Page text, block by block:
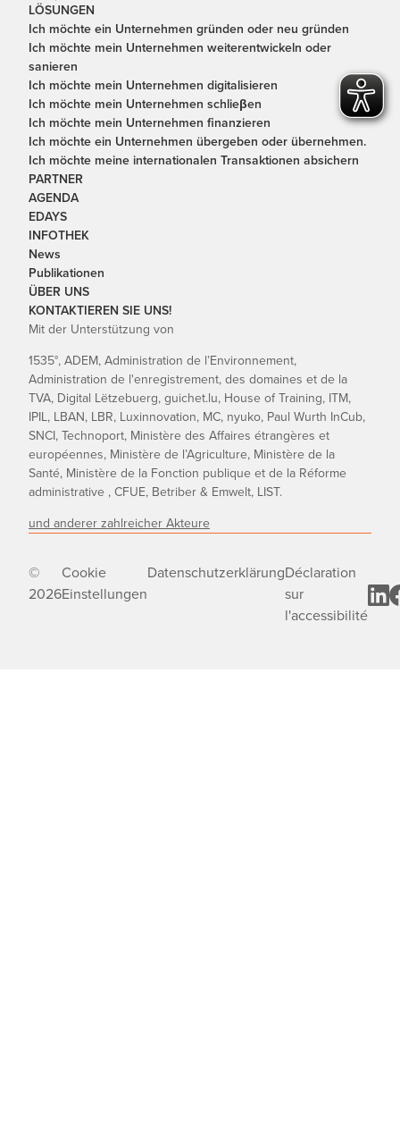
LÖSUNGEN
Ich möchte ein Unternehmen gründen oder neu gründen
Ich möchte mein Unternehmen weiterentwickeln oder
sanieren
Ich möchte mein Unternehmen digitalisieren
Ich möchte mein Unternehmen schlieβen
Ich möchte mein Unternehmen finanzieren
Ich möchte ein Unternehmen übergeben oder übernehmen.
Ich möchte meine internationalen Transaktionen absichern
PARTNER
AGENDA
EDAYS
INFOTHEK
News
Publikationen
ÜBER UNS
KONTAKTIEREN SIE UNS!
Mit der Unterstützung von
1535°, ADEM, Administration de l’Environnement,
Administration de l'enregistrement, des domaines et de la
TVA, Digital Lëtzebuerg, guichet.lu, House of Training, ITM,
IPIL, LBAN, LBR, Luxinnovation, MC, nyuko, Paul Wurth InCub,
SNCI, Technoport, Ministère des Affaires étrangères et
européennes, Ministère de l’Agriculture, Ministère de la
Santé, Ministère de la Fonction publique et de la Réforme
administrative , CFUE, Betriber & Emwelt, LIST.
und anderer zahlreicher Akteure
©
2026
Cookie
Einstellungen
DatenschutzerklärungDéclaration
sur
l'accessibilité